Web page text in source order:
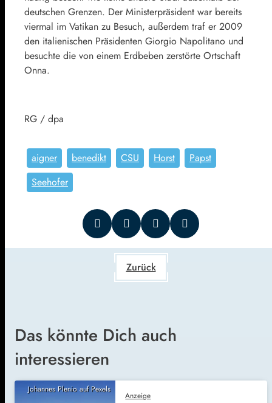
deutschen Grenzen. Der Ministerpräsident war bereits
viermal im Vatikan zu Besuch, außerdem traf er 2009
den italienischen Präsidenten Giorgio Napolitano und
besuchte die von einem Erdbeben zerstörte Ortschaft
Onna.
RG / dpa
aigner benedikt CSU Horst
Papst
Seehofer
Zurück
Das könnte Dich auch
interessieren
Johannes Plenio auf Pexels
Anzeige